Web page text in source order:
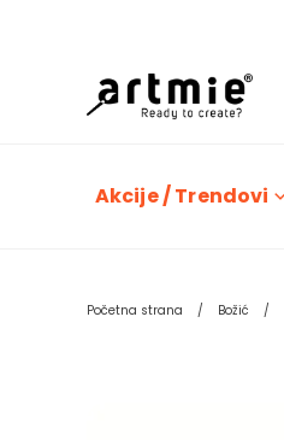
Akcije / Trendovi
Početna strana Božić